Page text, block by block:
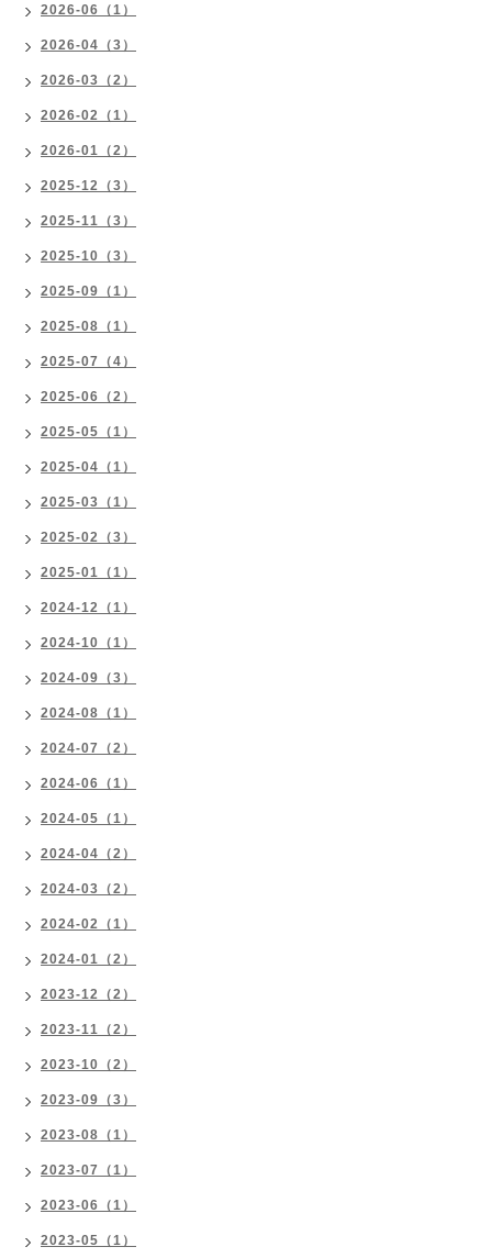
2026-06（1）
2026-04（3）
2026-03（2）
2026-02（1）
2026-01（2）
2025-12（3）
2025-11（3）
2025-10（3）
2025-09（1）
2025-08（1）
2025-07（4）
2025-06（2）
2025-05（1）
2025-04（1）
2025-03（1）
2025-02（3）
2025-01（1）
2024-12（1）
2024-10（1）
2024-09（3）
2024-08（1）
2024-07（2）
2024-06（1）
2024-05（1）
2024-04（2）
2024-03（2）
2024-02（1）
2024-01（2）
2023-12（2）
2023-11（2）
2023-10（2）
2023-09（3）
2023-08（1）
2023-07（1）
2023-06（1）
2023-05（1）